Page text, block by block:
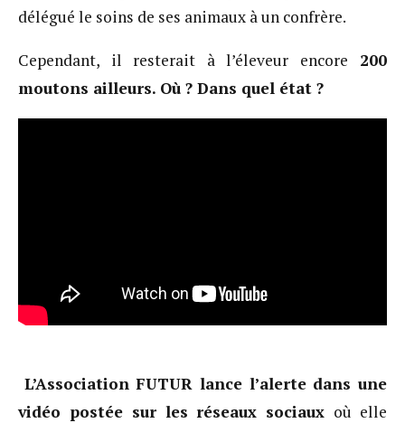
délégué le soins de ses animaux à un confrère.
Cependant, il resterait à l’éleveur encore 200
moutons ailleurs. Où ? Dans quel état ?
L’Association FUTUR lance l’alerte dans une
vidéo postée sur les réseaux sociaux où elle